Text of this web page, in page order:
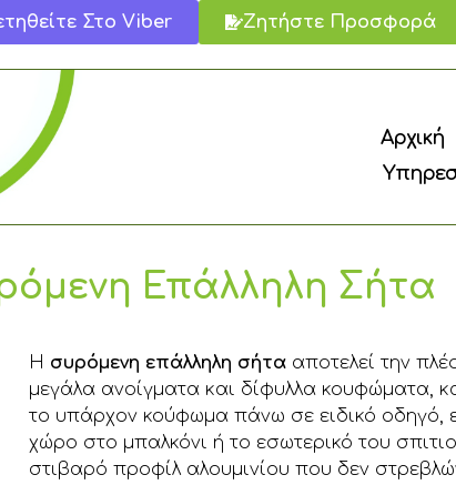
Στο Viber Ζητήστε Προσφορά
Αρχική
Επάλληλη Σήτα
Η συρόμενη επάλληλη σήτα αποτελεί την
μεγάλα ανοίγματα και δίφυλλα κουφώματα,
το υπάρχον κούφωμα πάνω σε ειδικό οδηγό,
χώρο στο μπαλκόνι ή το εσωτερικό του
στιβαρό προφίλ αλουμινίου που δεν